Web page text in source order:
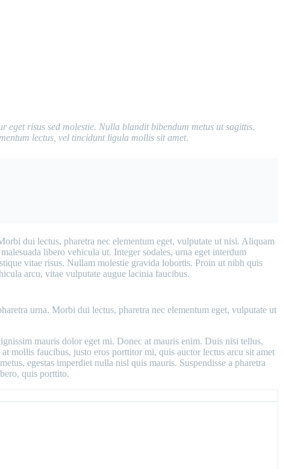
eget risus sed molestie. Nulla blandit bibendum metus ut sagittis.
lectus, vel tincidunt ligula mollis sit amet.
dui lectus, pharetra nec elementum eget, vulputate ut nisi. Aliquam
libero vehicula ut. Integer sodales, urna eget interdum
vitae risus. Nullam molestie gravida lobortis. Proin ut nibh quis
arcu, vitae vulputate augue lacinia faucibus.
urna. Morbi dui lectus, pharetra nec elementum eget, vulputate ut
mauris dolor eget mi. Donec at mauris enim. Duis nisi tellus,
mollis faucibus, justo eros porttitor mi, quis auctor lectus arcu sit amet
egestas imperdiet nulla nisl quis mauris. Suspendisse a pharetra
quis porttito.